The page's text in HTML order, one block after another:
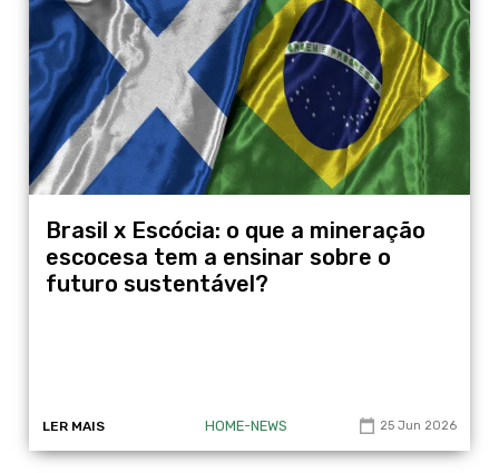
Brasil x Escócia: o que a mineração
escocesa tem a ensinar sobre o
futuro sustentável?
LER MAIS HOME-NEWS 25 Jun 2026